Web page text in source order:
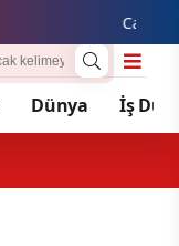
Cansever
Dünya İş